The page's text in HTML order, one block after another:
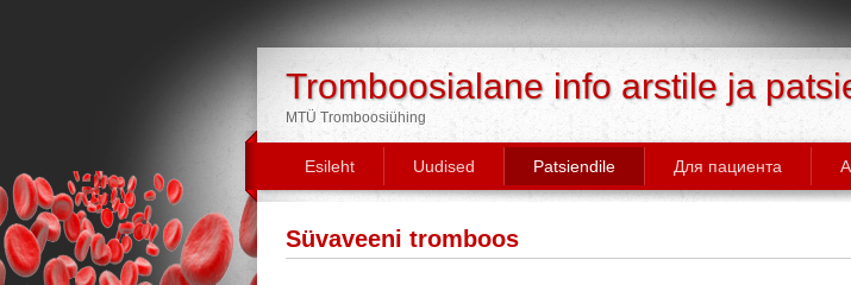
Tromboosialane info arstile ja
MTÜ Tromboosiühing
Esileht Uudised Patsiendile Для пациента
Süvaveeni tromboos